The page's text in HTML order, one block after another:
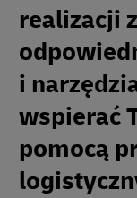
realizacji
i
wspierać
pomocą